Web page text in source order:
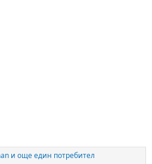
и още един потребител